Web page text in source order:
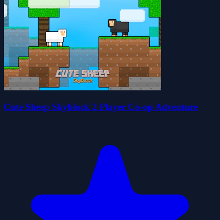
Cute Sheep Skyblock 2 Player Co-op Adventure